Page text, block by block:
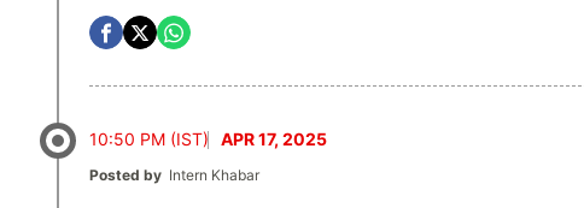
10:50 PM (IST) APR 17, 2025
Posted by Intern Khabar